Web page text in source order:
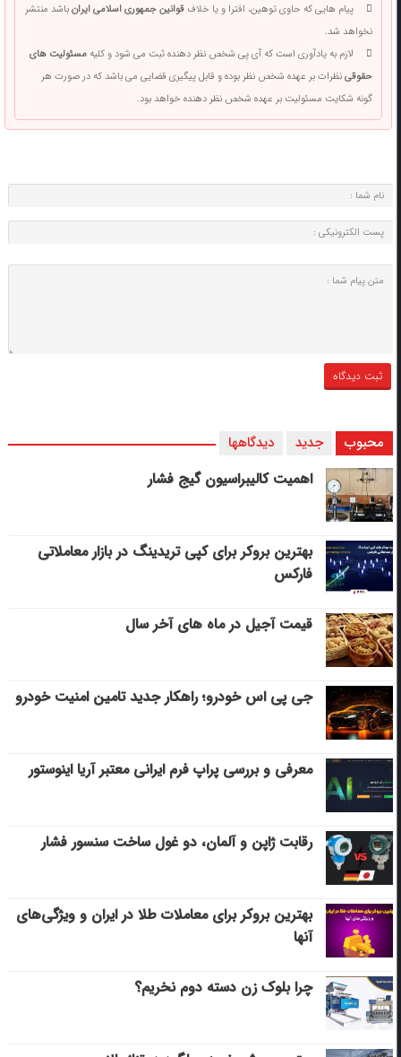
پیام هایی که حاوی توهین، افترا و یا خلافقوانین جمهوری اسلامی ایرانباشد منتشر
نخواهد شد.
لازم به یادآوری است که آی پی شخص نظر دهنده ثبت می شود و کلیهمسئولیت های
حقوقینظرات بر عهده شخص نظر بوده و قابل پیگیری قضایی می باشد که در صورت هر
گونه شکایت مسئولیت بر عهده شخص نظر دهنده خواهد بود.
محبوب جدید دیدگاهها
اهمیت کالیبراسیون گیج فشار
بهترین بروکر برای کپی‌ تریدینگ در بازار معاملاتی
فارکس
قیمت آجیل در ماه های آخر سال
جی پی اس خودرو؛ راهکار جدید تامین امنیت خودرو
معرفی و بررسی پراپ فرم ایرانی معتبر آریا اینوستور
رقابت ژاپن و آلمان، دو غول ساخت سنسور فشار
بهترین بروکر برای معاملات طلا در ایران و ویژگی‌های
آنها
چرا بلوک زن دسته دوم نخریم؟